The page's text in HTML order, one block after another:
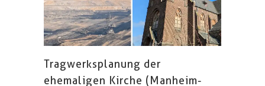
Tragwerksplanung der
ehemaligen Kirche (Manheim-